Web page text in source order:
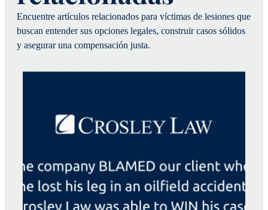
Encuentre artículos relacionados para víctimas de lesiones que
buscan entender sus opciones legales, construir casos sólidos
y asegurar una compensación justa.